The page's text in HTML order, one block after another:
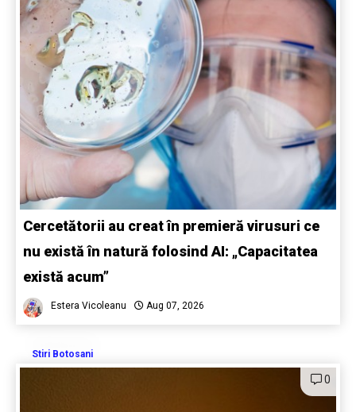
Cercetătorii au creat în premieră virusuri ce
nu există în natură folosind AI: „Capacitatea
există acum”
Estera Vicoleanu Aug 07, 2026
Stiri Botosani
0